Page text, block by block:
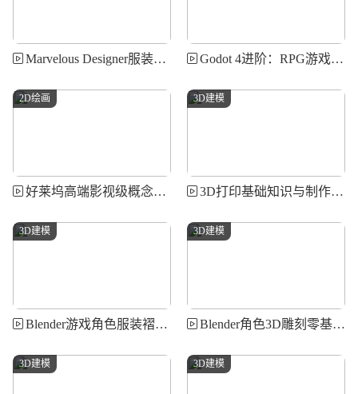
Marvelous Designer服装布料制作核心 Abraham Leal - Plague Doctor Introduction to Marvelous Designer Course Godot 4进阶：RPG游戏架构全解析 Godot 2D Academy Create a 2D RPG Game with Godot 4
2D绘画
好莱坞高端影视级概念设计全流程大师班 Aaron Sims Creative - Sketch to Screen Masterclass
3D建模
3D打印基础知识与制作完整流程入门 Isaac Porter - Basics of 3D printing
3D建模
Blender游戏角色服装褶皱雕刻制作 NIkolay Naydenov - Clothes and Folds exercises course
3D建模
Blender角色3D雕刻零基础实战训练 Sagitta - Ultimate Beginner 3D Sculpting Course
3D建模 3D建模